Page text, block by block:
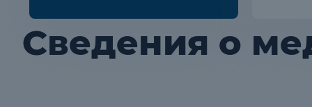
Сведения о